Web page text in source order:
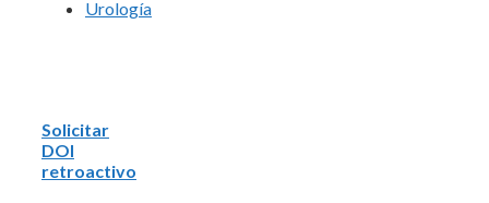
Urología
Solicitar
DOI
retroactivo